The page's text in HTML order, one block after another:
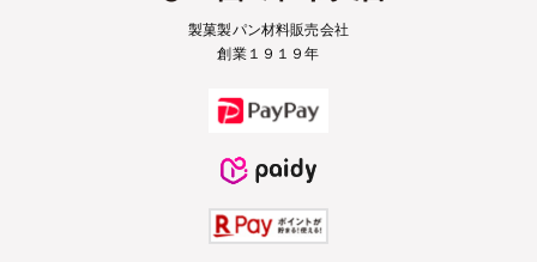
製菓製パン材料販売会社
創業１９１９年